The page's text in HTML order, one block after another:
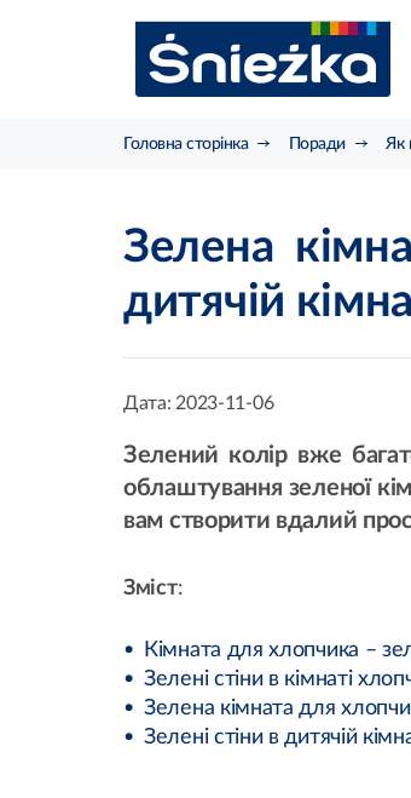
Головна сторінка Поради Як
Зелена
дитячій
Дата: 2023-11-06
Зелений колір вже
облаштування зеленої
вам створити вдалий
Зміст:
Кімната для хлопчика –
Зелені стіни в кімнаті
Зелена кімната для
Зелені стіни в дитячій